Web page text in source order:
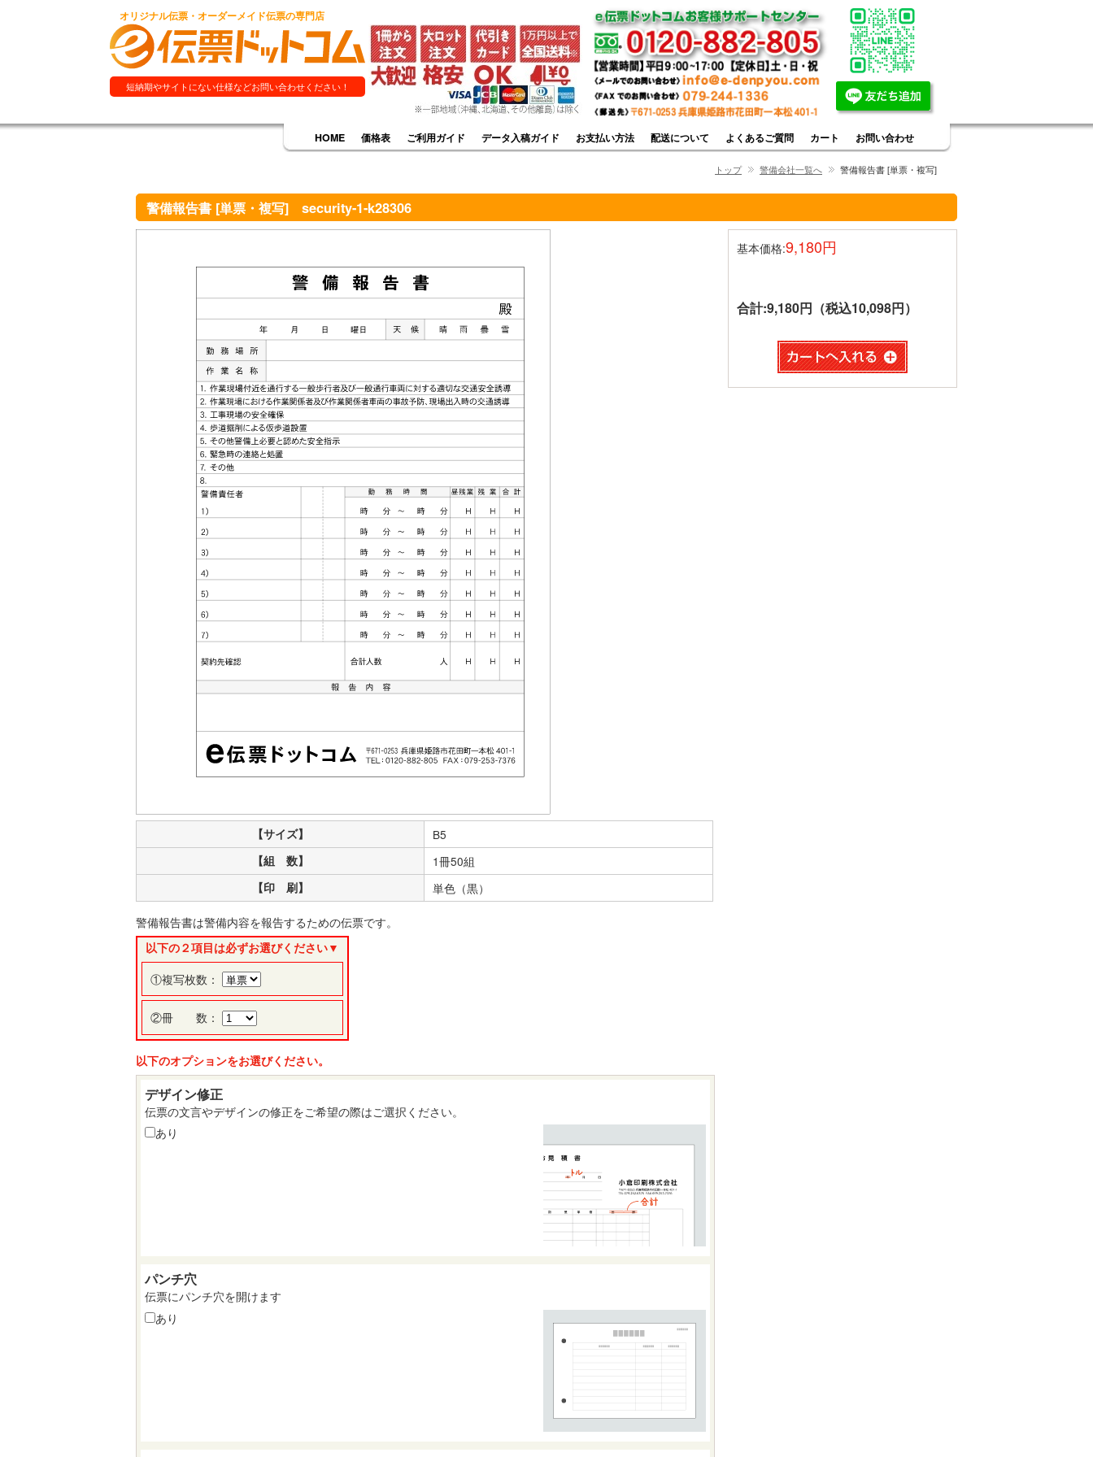
オリジナル伝票・オーダーメイド伝票の専門店
短納期やサイトにない仕様などお問い合わせください！
HOME 価格表 ご利用ガイド データ入稿ガイド お支払い方法 配送について よくあるご質問 カート お問い合わせ
トップ 警備会社一覧へ 警備報告書 [単票・複写]
警備報告書 [単票・複写] security-1-k28306
基本価格:9,180円
合計:9,180円（税込10,098円）
【サイズ】 B5
【組 数】 1冊50組
【印 刷】 単色（黒）
警備報告書は警備内容を報告するための伝票です。
以下の２項目は必ずお選びください▼
①複写枚数：
②冊 数：
以下のオプションをお選びください。
デザイン修正
伝票の文言やデザインの修正をご希望の際はご選択ください。
あり
パンチ穴
伝票にパンチ穴を開けます
あり